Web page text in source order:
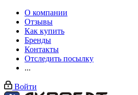
О компании
Отзывы
Как купить
Бренды
Контакты
Отследить посылку
...
Войти